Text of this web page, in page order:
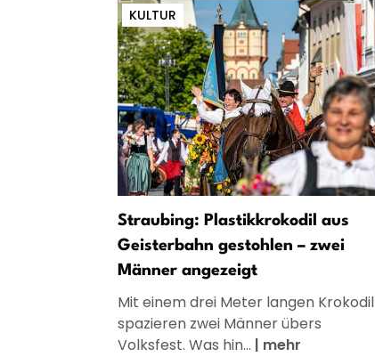
KULTUR
Straubing: Plastikkrokodil aus
Geisterbahn gestohlen – zwei
Männer angezeigt
Mit einem drei Meter langen Krokodil
spazieren zwei Männer übers
Volksfest. Was hin... | mehr